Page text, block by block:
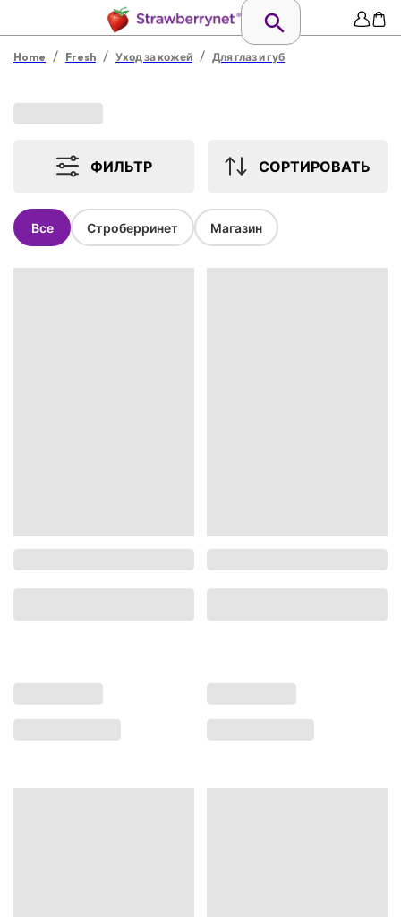
Home / Fresh / Уход за кожей / Для глаз и губ
ФИЛЬТР СОРТИРОВАТЬ
Все Строберринет Магазин